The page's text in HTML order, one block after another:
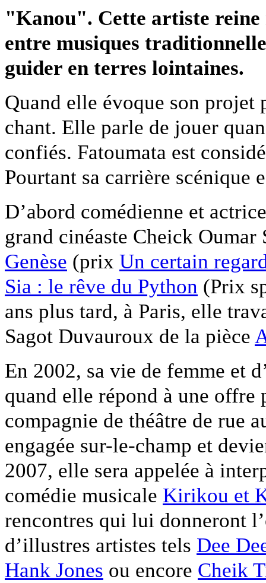
"Kanou". Cette artiste reine
entre musiques
guider en terres lointaines.
Quand elle évoque son projet
chant. Elle parle de jouer
confiés. Fatoumata est
Pourtant sa carrière scénique
D’abord comédienne et
grand cinéaste Cheick
Genèse (prix Un certain
Sia : le rêve du Python (Prix
ans plus tard, à Paris, elle
Sagot Duvauroux de la pièce
En 2002, sa vie de femme et
quand elle répond à une
compagnie de théâtre de rue
engagée sur-le-champ et
2007, elle sera appelée à
comédie musicale Kirikou et
rencontres qui lui donneront
d’illustres artistes tels Dee
Hank Jones ou encore Cheik